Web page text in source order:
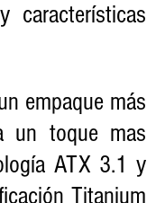
empaque más
un toque mas
ATX 3.1 y
Titanium